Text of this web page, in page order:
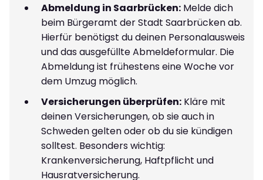
Abmeldung in Saarbrücken: Melde dich
beim Bürgeramt der Stadt Saarbrücken ab.
Hierfür benötigst du deinen Personalausweis
und das ausgefüllte Abmeldeformular. Die
Abmeldung ist frühestens eine Woche vor
dem Umzug möglich.
Versicherungen überprüfen: Kläre mit
deinen Versicherungen, ob sie auch in
Schweden gelten oder ob du sie kündigen
solltest. Besonders wichtig:
Krankenversicherung, Haftpflicht und
Hausratversicherung.